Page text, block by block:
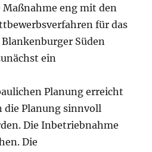
eng mit den
für das
Süden
ein
Planung erreicht
die Planung sinnvoll
Die Inbetriebnahme
Die